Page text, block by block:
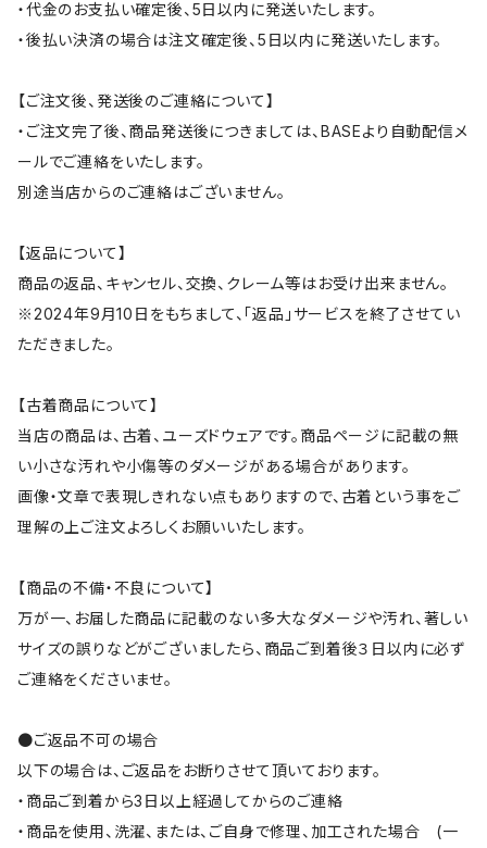
・代金のお支払い確定後、5日以内に発送いたします。
・後払い決済の場合は注文確定後、5日以内に発送いたします。
【ご注文後、発送後のご連絡について】
・ご注文完了後、商品発送後につきましては、BASEより自動配信メ
ールでご連絡をいたします。
別途当店からのご連絡はございません。
【返品について】
商品の返品、キャンセル、交換、クレーム等はお受け出来ません。
※2024年9月10日をもちまして、「返品」サービスを終了させてい
ただきました。
【古着商品について】
当店の商品は、古着、ユーズドウェアです。商品ページに記載の無
い小さな汚れや小傷等のダメージがある場合があります。
画像・文章で表現しきれない点もありますので、古着という事をご
理解の上ご注文よろしくお願いいたします。
【商品の不備・不良について】
万が一、お届した商品に記載のない多大なダメージや汚れ、著しい
サイズの誤りなどがございましたら、商品ご到着後３日以内に必ず
ご連絡をくださいませ。
●ご返品不可の場合
以下の場合は、ご返品をお断りさせて頂いております。
・商品ご到着から3日以上経過してからのご連絡
・商品を使用、洗濯、または、ご自身で修理、加工された場合 (一